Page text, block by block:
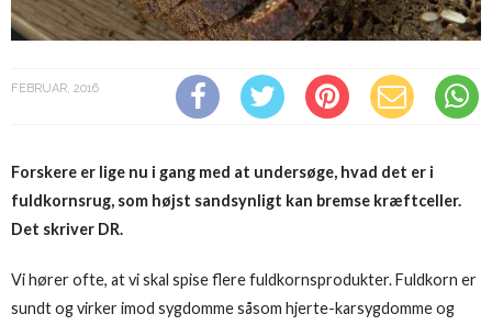
FEBRUAR, 2016
Forskere er lige nu i gang med at undersøge, hvad det er i
fuldkornsrug, som højst sandsynligt kan bremse kræftceller.
Det skriver DR.
Vi hører ofte, at vi skal spise flere fuldkornsprodukter. Fuldkorn er
sundt og virker imod sygdomme såsom hjerte-karsygdomme og